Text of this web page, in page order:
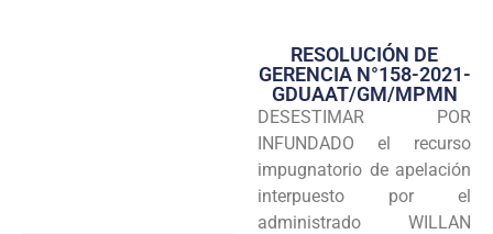
Transparencia
Seguridad
Programas
Intranet
RESOLUCIÓN DE
GERENCIA N°158-2021-
GDUAAT/GM/MPMN
DESESTIMAR POR
INFUNDADO el recurso
impugnatorio de apelación
interpuesto por el
administrado WILLAN